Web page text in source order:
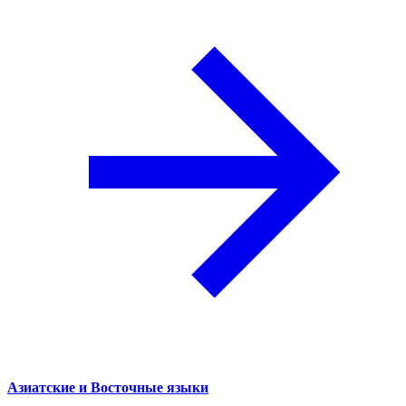
Азиатские и Восточные языки